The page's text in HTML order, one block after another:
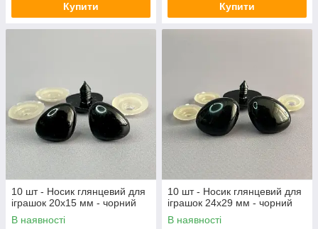
Купити Купити
10 шт - Носик глянцевий для
іграшок 20х15 мм - чорний
В наявності
10 шт - Носик глянцевий для
іграшок 24х29 мм - чорний
В наявності